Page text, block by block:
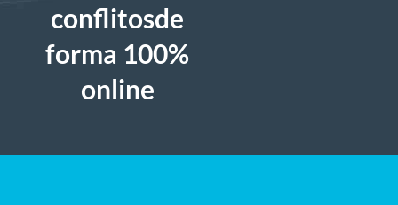
conflitosde
forma 100%
online